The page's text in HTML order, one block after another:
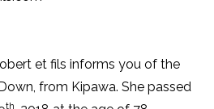
et fils informs you of the
from Kipawa. She passed
th